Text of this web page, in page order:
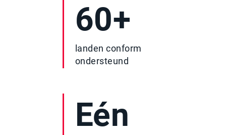
60+
landen conform
ondersteund
Eén